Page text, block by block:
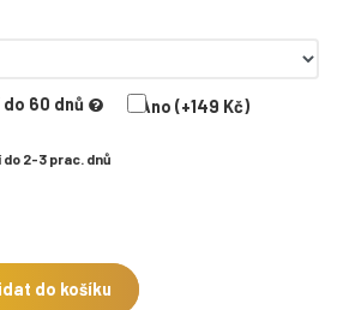
60 dnů Ano (+149 Kč)
do 2-3 prac. dnů
do košíku